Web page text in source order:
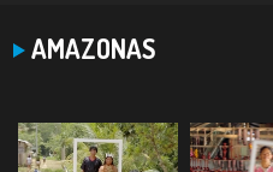
AMAZONAS